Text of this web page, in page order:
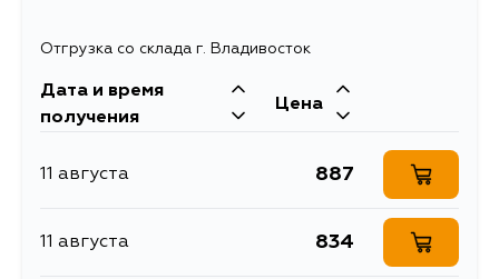
Отгрузка со склада г. Владивосток
Дата и время
получения
Цена
11 августа 887
11 августа 834